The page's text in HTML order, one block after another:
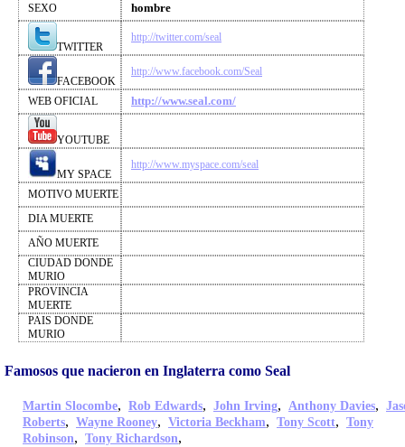
SEXO
hombre
TWITTER
http://twitter.com/seal
FACEBOOK
http://www.facebook.com/Seal
WEB OFICIAL http://www.seal.com/
YOUTUBE
MY SPACE
http://www.myspace.com/seal
MOTIVO MUERTE
DIA MUERTE
AÑO MUERTE
CIUDAD DONDE
MURIO
PROVINCIA
MUERTE
PAIS DONDE
MURIO
Famosos que nacieron en Inglaterra como Seal
Martin Slocombe, Rob Edwards, John Irving, Anthony Davies,
Roberts, Wayne Rooney, Victoria Beckham, Tony Scott, Tony
Robinson, Tony Richardson,